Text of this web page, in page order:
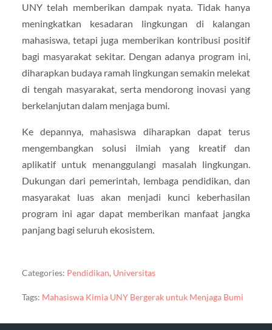
UNY telah memberikan dampak nyata. Tidak hanya
meningkatkan kesadaran lingkungan di kalangan
mahasiswa, tetapi juga memberikan kontribusi positif
bagi masyarakat sekitar. Dengan adanya program ini,
diharapkan budaya ramah lingkungan semakin melekat
di tengah masyarakat, serta mendorong inovasi yang
berkelanjutan dalam menjaga bumi.
Ke depannya, mahasiswa diharapkan dapat terus
mengembangkan solusi ilmiah yang kreatif dan
aplikatif untuk menanggulangi masalah lingkungan.
Dukungan dari pemerintah, lembaga pendidikan, dan
masyarakat luas akan menjadi kunci keberhasilan
program ini agar dapat memberikan manfaat jangka
panjang bagi seluruh ekosistem.
Categories: Pendidikan, Universitas
Tags: Mahasiswa Kimia UNY Bergerak untuk Menjaga Bumi